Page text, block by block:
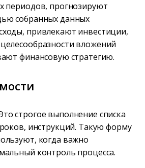
периодов, прогнозируют
собранных данных
привлекают инвестиции,
вложений
финансовую стратегию.
строгое выполнение списка
инструкций. Такую форму
когда важно
контроль процесса.